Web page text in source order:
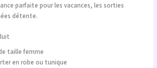
parfaite pour les vacances, les sorties
détente.
taille femme
en robe ou tunique